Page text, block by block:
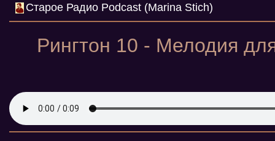
Cтарое Радио Podcast (Marina Stich)
Рингтон 10 - Мелодия